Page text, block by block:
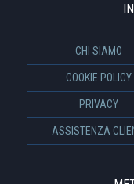
CHI SIAMO
COOKIE POLICY
PRIVACY
ASSISTENZA